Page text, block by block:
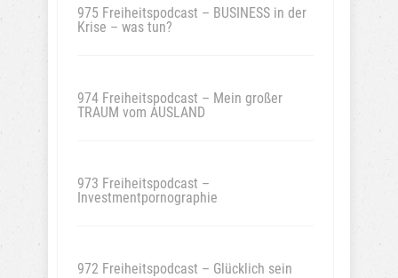
975 Freiheitspodcast – BUSINESS in der
Krise – was tun?
974 Freiheitspodcast – Mein großer
TRAUM vom AUSLAND
973 Freiheitspodcast –
Investmentpornographie
972 Freiheitspodcast – Glücklich sein